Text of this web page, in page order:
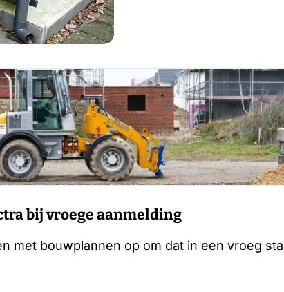
bij vroege aanmelding
met bouwplannen op om dat in een vroeg